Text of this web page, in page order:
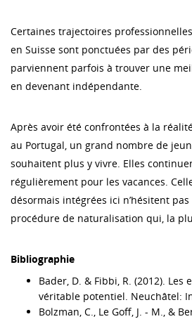
Certaines trajectoires
en Suisse sont ponctuées par des
parviennent parfois à trouver une
en devenant indépendante.
Après avoir été confrontées à la
au Portugal, un grand nombre de
souhaitent plus y vivre. Elles
régulièrement pour les vacances.
désormais intégrées ici n’hésitent
procédure de naturalisation qui, la
Bibliographie
Bader, D. & Fibbi, R. (2012).
véritable potentiel. Neuchâtel:
Bolzman, C., Le Goff, J. - M., &